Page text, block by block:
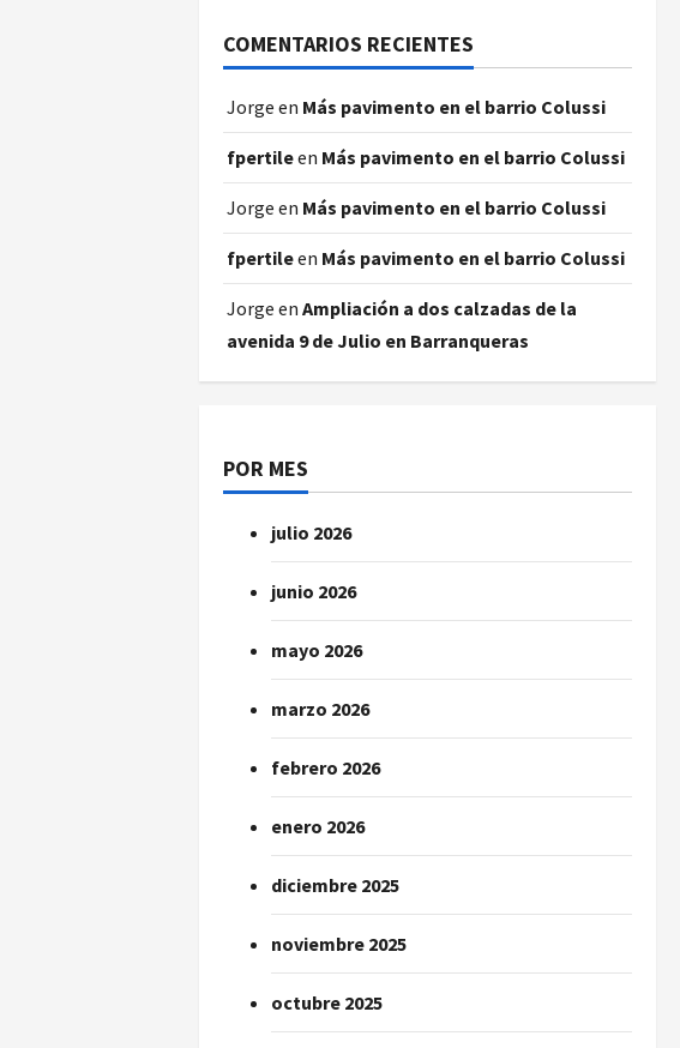
COMENTARIOS RECIENTES
Jorge en Más pavimento en el barrio Colussi
fpertileen Más pavimento en el barrio Colussi
Jorge en Más pavimento en el barrio Colussi
fpertileen Más pavimento en el barrio Colussi
Jorge en Ampliación a dos calzadas de la
avenida 9 de Julio en Barranqueras
POR MES
julio 2026
junio 2026
mayo 2026
marzo 2026
febrero 2026
enero 2026
diciembre 2025
noviembre 2025
octubre 2025